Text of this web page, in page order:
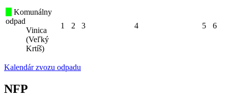
Komunálny
odpad
Vinica
(Veľký
Krtíš)
1 2 3 4 5 6
Kalendár zvozu odpadu
NFP